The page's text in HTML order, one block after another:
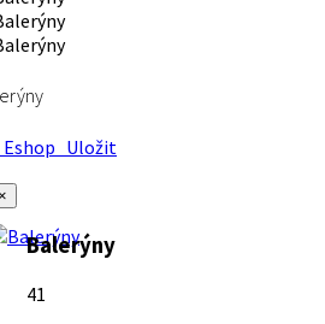
Uložit
Balerýny
41